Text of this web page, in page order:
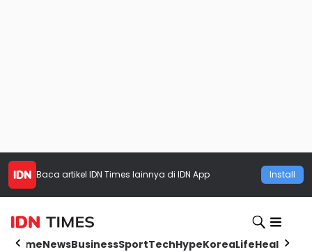
Baca artikel IDN Times lainnya di IDN App Install
HomeNewsBusinessSportTechHypeKoreaLifeHealth